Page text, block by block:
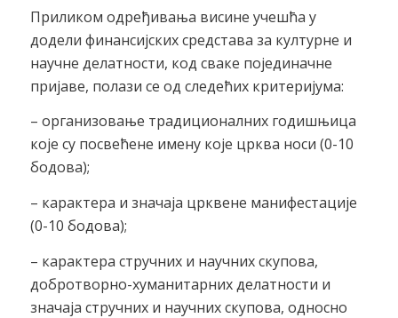
Приликом одређивања висине учешћа у
додели финансијских средстава за културне и
научне делатности, код сваке појединачне
пријаве, полази се од следећих критеријума:
– организовање традиционалних годишњица
које су посвећене имену које црква носи (0-10
бодова);
– карактера и значаја црквене манифестације
(0-10 бодова);
– карактера стручних и научних скупова,
добротворно-хуманитарних делатности и
значаја стручних и научних скупова, односно